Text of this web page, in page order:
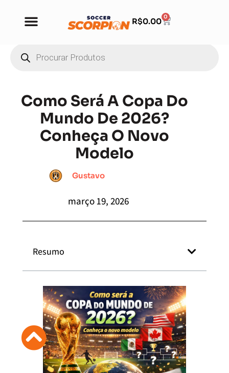
R$0.00 0
Como Será A Copa Do
Mundo De 2026?
Conheça O Novo
Modelo
Gustavo
março 19, 2026
Resumo